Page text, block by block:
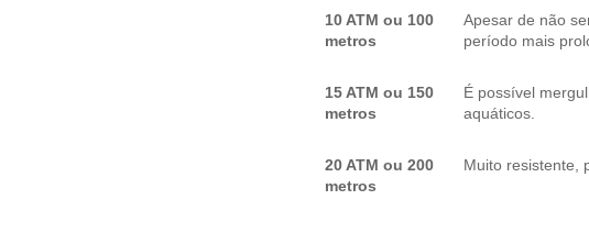
10 ATM ou 100
metros
Apesar de não
período mais
15 ATM ou 150
metros
É possível
aquáticos.
20 ATM ou 200
metros
Muito resistente,